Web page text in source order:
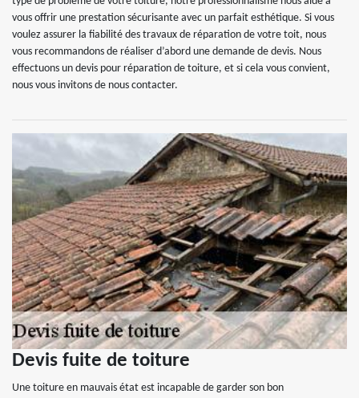
vous offrir une prestation sécurisante avec un parfait esthétique. Si vous
voulez assurer la fiabilité des travaux de réparation de votre toit, nous
vous recommandons de réaliser d’abord une demande de devis. Nous
effectuons un devis pour réparation de toiture, et si cela vous convient,
nous vous invitons de nous contacter.
Devis fuite de toiture
Une toiture en mauvais état est incapable de garder son bon